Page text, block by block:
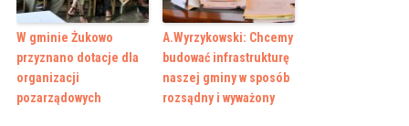
W gminie Żukowo
przyznano dotacje dla
organizacji
pozarządowych
A.Wyrzykowski: Chcemy
budować infrastrukturę
naszej gminy w sposób
rozsądny i wyważony